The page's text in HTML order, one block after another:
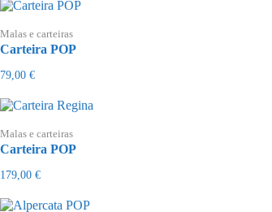
Malas e carteiras
Carteira POP
79,00 €
Malas e carteiras
Carteira POP
179,00 €